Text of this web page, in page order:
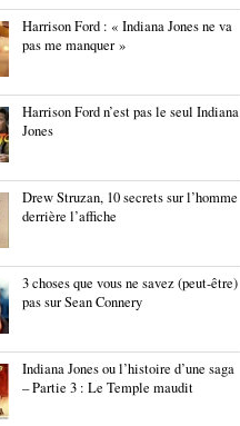
Harrison Ford : « Indiana Jones ne va
pas me manquer »
Harrison Ford n’est pas le seul Indiana
Jones
Drew Struzan, 10 secrets sur l’homme
derrière l’affiche
3 choses que vous ne savez (peut-être)
pas sur Sean Connery
Indiana Jones ou l’histoire d’une saga
– Partie 3 : Le Temple maudit